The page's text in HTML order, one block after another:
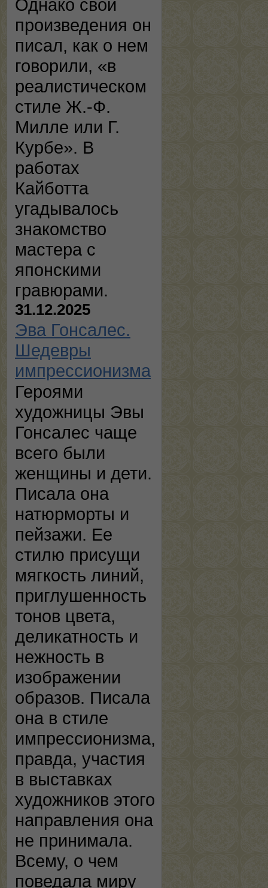
Однако свои
произведения он
писал, как о нем
говорили, «в
реалистическом
стиле Ж.-Ф.
Милле или Г.
Курбе». В
работах
Кайботта
угадывалось
знакомство
мастера с
японскими
гравюрами.
31.12.2025
Эва Гонсалес.
Шедевры
импрессионизма
Героями
художницы Эвы
Гонсалес чаще
всего были
женщины и дети.
Писала она
натюрморты и
пейзажи. Ее
стилю присущи
мягкость линий,
приглушенность
тонов цвета,
деликатность и
нежность в
изображении
образов. Писала
она в стиле
импрессионизма,
правда, участия
в выставках
художников этого
направления она
не принимала.
Всему, о чем
поведала миру